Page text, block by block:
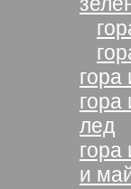
гора
гора
лед
и